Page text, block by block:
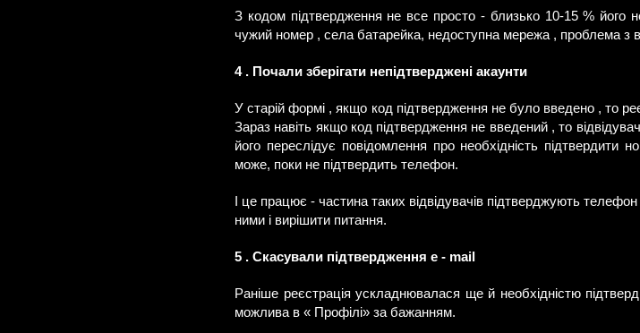
З кодом підтвердження не все просто - близько 10-15 % його
чужий номер , села батарейка, недоступна мережа , проблема з
4 . Почали зберігати непідтверджені акаунти
У старій формі , якщо код підтвердження не було введено , то
Зараз навіть якщо код підтвердження не введений , то
його переслідує повідомлення про необхідність
може, поки не підтвердить телефон.
І це працює - частина таких відвідувачів підтверджують
ними і вирішити питання.
5 . Скасували підтвердження e - mail
Раніше реєстрація ускладнювалася ще й необхідністю
можлива в « Профілі» за бажанням.